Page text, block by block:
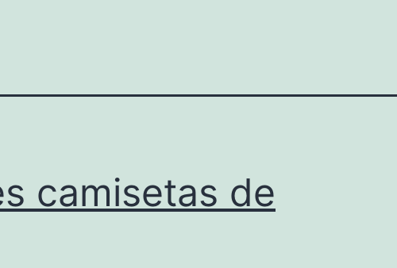
camisetas de